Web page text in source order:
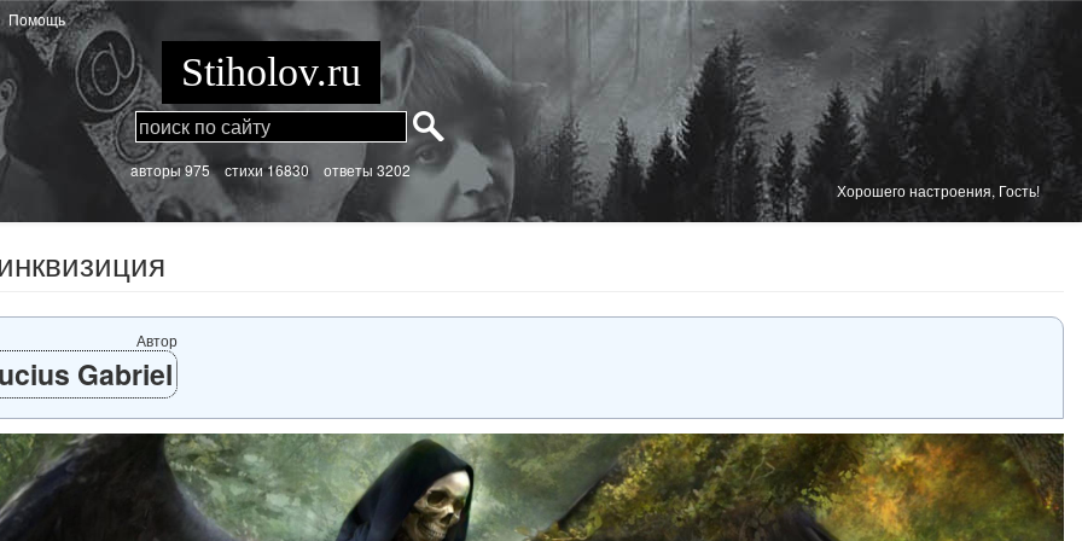
Помощь
Stiholov.ru
aвторы 975 стихи16830 ответы 3202
Хорошего настроения, Гость!
Автор
Gabriel